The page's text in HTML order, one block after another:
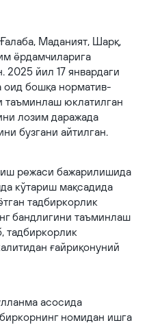
Маданият, Шарқ,
ёрдамчиларига
2025 йил 17 январдаги
оид бошқа норматив-
таъминлаш юклатилган
лозим даражада
бузгани айтилган.
режаси бажарилишида
кўтариш мақсадида
тадбиркорлик
бандлигини таъминлаш
тадбиркорлик
ғайриқонуний
асосида
номидан ишга